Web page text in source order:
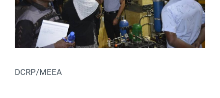
DCRP/MEEA